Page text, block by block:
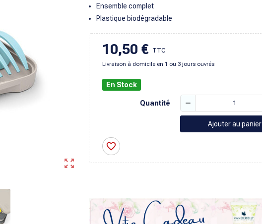
zoom_out_map
Ensemble complet
Plastique biodégradable
10,50 € TTC
Livraison à domicile en 1 ou 3 jours ouvrés
En Stock
Quantité remove
Ajouter au panier
favorite_border